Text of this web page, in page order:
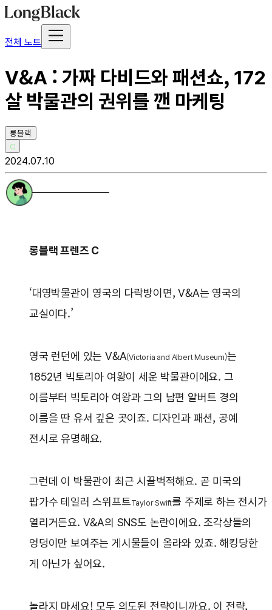
전체 노트
V&A : 가짜 다비드와 패션쇼, 172
살 박물관의 권위를 깬 마케팅
롱블랙
C
2024.07.10
롱블랙 프렌즈 C
‘대영박물관이 영국의 다락방이면, V&A는 영국의
교실이다.’
영국 런던에 있는 V&A(Victoria and Albert Museum)는
1852년 빅토리아 여왕이 세운 박물관이에요. 그
이름부터 빅토리아 여왕과 그의 남편 알버트 경의
이름을 딴 유서 깊은 곳이죠. 디자인과 패션, 공예
전시로 유명해요.
그런데 이 박물관이 최근 시끌벅적해요. 곧 미국의
팝가수 테일러 스위프트Taylor Swift를 주제로 하는 전시가
열리거든요. V&A의 SNS도 논란이에요. 조각상들의
엉덩이만 보여주는 게시물들이 올라와 있죠. 해킹당한
게 아닌가 싶어요.
놀라지 마세요! 모두 의도된 전략이니까요. 이 전략,